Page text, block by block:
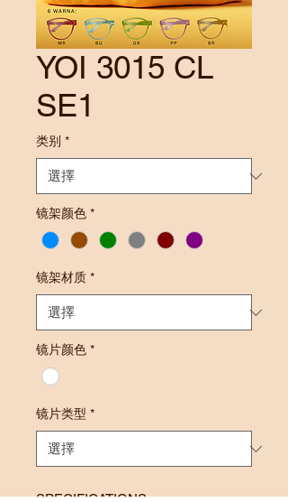
YOI 3015 CL
SE1
类别 *
镜架颜色 *
镜架材质 *
镜片颜色 *
镜片类型 *